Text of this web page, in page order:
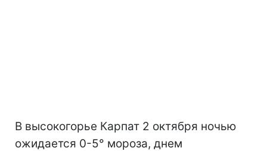
В высокогорье Карпат 2 октября ночью
ожидается 0-5° мороза, днем